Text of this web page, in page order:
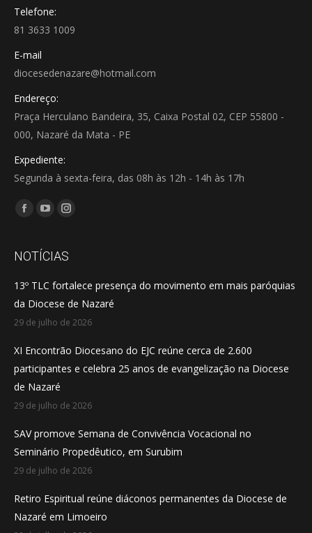
Telefone:
81 3633 1009
E-mail
diocesedenazare@hotmail.com
Endereço:
Praça Herculano Bandeira, 35, Caixa Postal 02, CEP 55800 -
000, Nazaré da Mata - PE
Expediente:
Segunda à sexta-feira, das 08h às 12h - 14h às 17h
Encontre-nos em:
Facebook
opens
new
window
YouTube
opens
new
window
Instagram
opens
new
window
NOTÍCIAS
13º TLC fortalece presença do movimento em mais paróquias
da Diocese de Nazaré
29 de julho de 2026
XI Encontrão Diocesano do EJC reúne cerca de 2.600
participantes e celebra 25 anos de evangelização na Diocese
de Nazaré
29 de julho de 2026
SAV promove Semana de Convivência Vocacional no
Seminário Propedêutico, em Surubim
29 de julho de 2026
Retiro Espiritual reúne diáconos permanentes da Diocese de
Nazaré em Limoeiro